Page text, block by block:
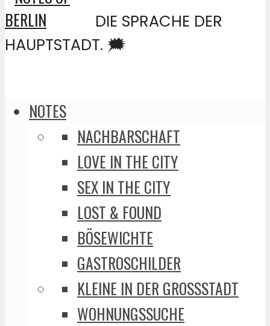
DIE SPRACHE DER
HAUPTSTADT. 🗯️
NOTES
NACHBARSCHAFT
LOVE IN THE CITY
SEX IN THE CITY
LOST & FOUND
BÖSEWICHTE
GASTROSCHILDER
KLEINE IN DER GROSSSTADT
WOHNUNGSSUCHE